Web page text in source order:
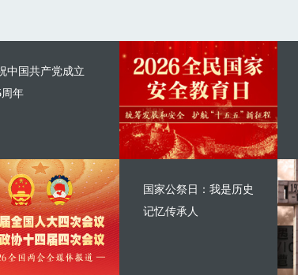
中国共产党成立
周年
国家公祭日：我是历史
记忆传承人